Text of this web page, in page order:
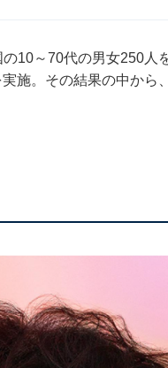
10～70代の男女250人
施。その結果の中から